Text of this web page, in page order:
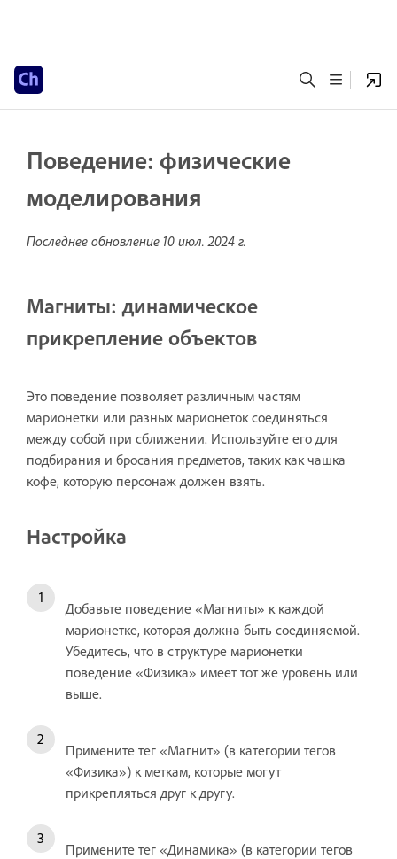
Поведение: физические
моделирования
Последнее обновление 10 июл. 2024 г.
Магниты: динамическое
прикрепление объектов
Это поведение позволяет различным частям
марионетки или разных марионеток соединяться
между собой при сближении. Используйте его для
подбирания и бросания предметов, таких как чашка
кофе, которую персонаж должен взять.
Настройка
Добавьте поведение «Магниты» к каждой
марионетке, которая должна быть соединяемой.
Убедитесь, что в структуре марионетки
поведение «Физика» имеет тот же уровень или
выше.
Примените тег «Магнит» (в категории тегов
«Физика») к меткам, которые могут
прикрепляться друг к другу.
Примените тег «Динамика» (в категории тегов